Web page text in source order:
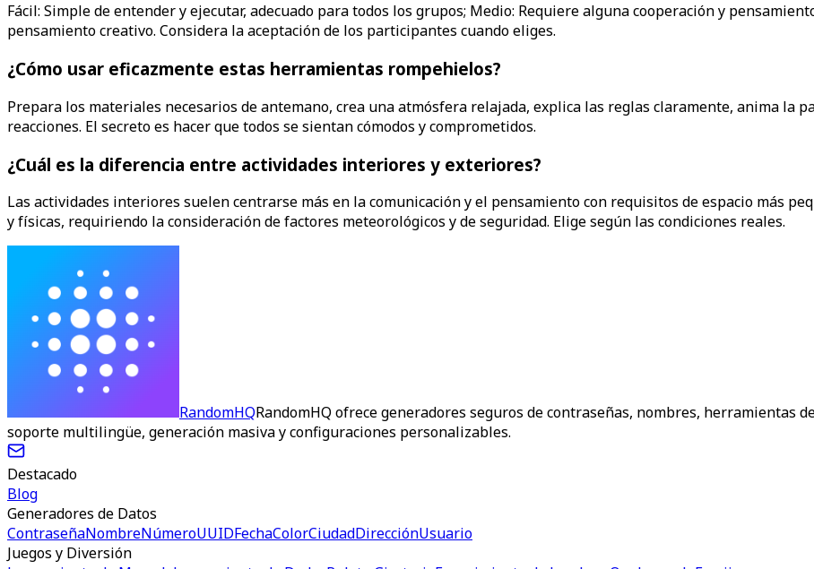
Fácil: Simple de entender y ejecutar, adecuado para todos los grupos; Medio: Requiere alguna cooperación y
pensamiento creativo. Considera la aceptación de los participantes cuando eliges.
¿Cómo usar eficazmente estas herramientas rompehielos?
Prepara los materiales necesarios de antemano, crea una atmósfera relajada, explica las reglas claramente, anima la
reacciones. El secreto es hacer que todos se sientan cómodos y comprometidos.
¿Cuál es la diferencia entre actividades interiores y exteriores?
Las actividades interiores suelen centrarse más en la comunicación y el pensamiento con requisitos de espacio más
y físicas, requiriendo la consideración de factores meteorológicos y de seguridad. Elige según las condiciones reales.
RandomHQRandomHQ ofrece generadores seguros de contraseñas, nombres, herramientas
soporte multilingüe, generación masiva y configuraciones personalizables.
Destacado
Blog
Generadores de Datos
ContraseñaNombreNúmeroUUIDFechaColorCiudadDirecciónUsuario
Juegos y Diversión